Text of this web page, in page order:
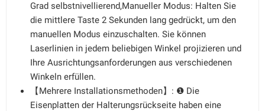
Grad selbstnivellierend,Manueller Modus: Halten Sie
die mittlere Taste 2 Sekunden lang gedrückt, um den
manuellen Modus einzuschalten. Sie können
Laserlinien in jedem beliebigen Winkel projizieren und
Ihre Ausrichtungsanforderungen aus verschiedenen
Winkeln erfüllen.
【Mehrere Installationsmethoden】: ❶ Die
Eisenplatten der Halterungsrückseite haben eine